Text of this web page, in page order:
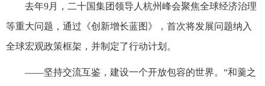
去年9月，二十国集团领导人杭州峰会聚焦全球经济治理
等重大问题，通过《创新增长蓝图》，首次将发展问题纳入
全球宏观政策框架，并制定了行动计划。
——坚持交流互鉴，建设一个开放包容的世界。“和羹之